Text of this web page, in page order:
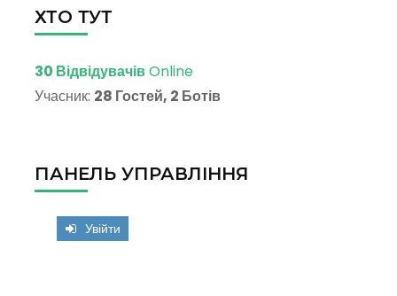
ХТО ТУТ
30 ВідвідувачівOnline
Учасник: 28 Гостей, 2 Ботів
ПАНЕЛЬ УПРАВЛІННЯ
Увійти